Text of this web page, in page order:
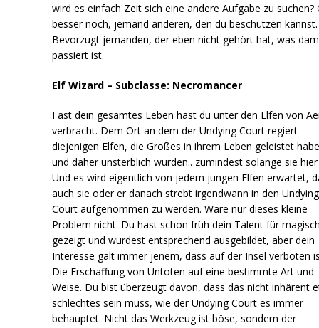
wird es einfach Zeit sich eine andere Aufgabe zu suchen?
besser noch, jemand anderen, den du beschützen kannst.
Bevorzugt jemanden, der eben nicht gehört hat, was
passiert ist.
Elf Wizard – Subclasse: Necromancer
Fast dein gesamtes Leben hast du unter den Elfen von
verbracht. Dem Ort an dem der Undying Court regiert –
diejenigen Elfen, die Großes in ihrem Leben geleistet
und daher unsterblich wurden.. zumindest solange sie
Und es wird eigentlich von jedem jungen Elfen erwartet,
auch sie oder er danach strebt irgendwann in den Undying
Court aufgenommen zu werden. Wäre nur dieses kleine
Problem nicht. Du hast schon früh dein Talent für
gezeigt und wurdest entsprechend ausgebildet, aber dein
Interesse galt immer jenem, dass auf der Insel verboten
Die Erschaffung von Untoten auf eine bestimmte Art und
Weise. Du bist überzeugt davon, dass das nicht inhärent
schlechtes sein muss, wie der Undying Court es immer
behauptet. Nicht das Werkzeug ist böse, sondern der